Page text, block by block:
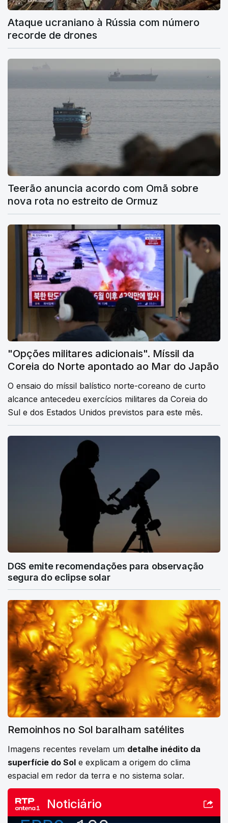
Ataque ucraniano à Rússia com número
recorde de drones
Teerão anuncia acordo com Omã sobre
nova rota no estreito de Ormuz
"Opções militares adicionais". Míssil da
Coreia do Norte apontado ao Mar do Japão
O ensaio do míssil balístico norte-coreano de curto
alcance antecedeu exercícios militares da Coreia do
Sul e dos Estados Unidos previstos para este mês.
DGS emite recomendações para observação
segura do eclipse solar
Remoinhos no Sol baralham satélites
Imagens recentes revelam um detalhe inédito da
superfície do Sol e explicam a origem do clima
espacial em redor da terra e no sistema solar.
Noticiário